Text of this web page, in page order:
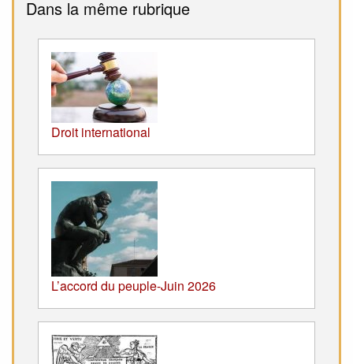
Dans la même rubrique
Droit international
L’accord du peuple-Juin 2026